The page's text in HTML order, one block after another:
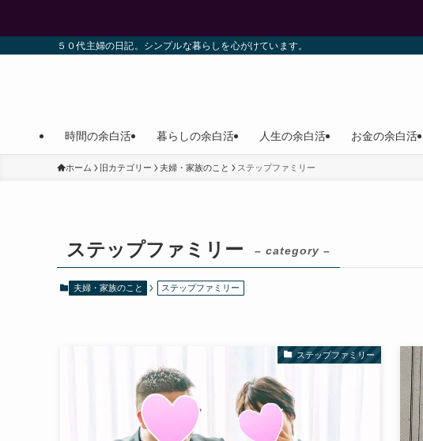
５０代主婦の日記。シンプルな暮らしを心がけています。
時間の余白活 暮らしの余白活 人生の余白活 お金の余白活
ホーム 旧カテゴリー 夫婦・家族のこと ステップファミリー
ステップファミリー – category –
夫婦・家族のこと ステップファミリー
ステップファミリー